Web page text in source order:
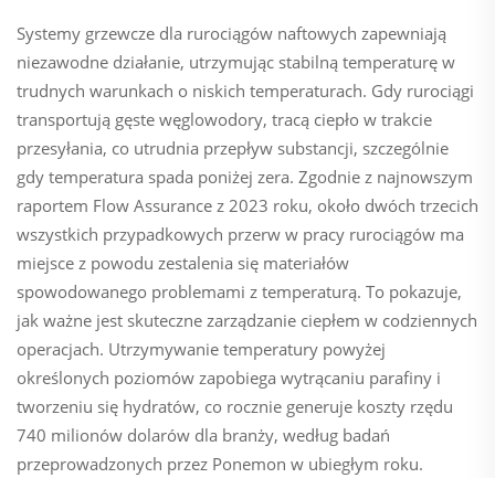
Systemy grzewcze dla rurociągów naftowych zapewniają
niezawodne działanie, utrzymując stabilną temperaturę w
trudnych warunkach o niskich temperaturach. Gdy rurociągi
transportują gęste węglowodory, tracą ciepło w trakcie
przesyłania, co utrudnia przepływ substancji, szczególnie
gdy temperatura spada poniżej zera. Zgodnie z najnowszym
raportem Flow Assurance z 2023 roku, około dwóch trzecich
wszystkich przypadkowych przerw w pracy rurociągów ma
miejsce z powodu zestalenia się materiałów
spowodowanego problemami z temperaturą. To pokazuje,
jak ważne jest skuteczne zarządzanie ciepłem w codziennych
operacjach. Utrzymywanie temperatury powyżej
określonych poziomów zapobiega wytrącaniu parafiny i
tworzeniu się hydratów, co rocznie generuje koszty rzędu
740 milionów dolarów dla branży, według badań
przeprowadzonych przez Ponemon w ubiegłym roku.